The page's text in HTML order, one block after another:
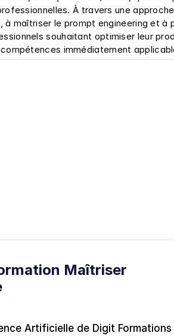
À travers une
maîtriser le prompt engineering et à
souhaitant optimiser leur
immédiatement
Maîtriser
Artificielle de Digit Formations